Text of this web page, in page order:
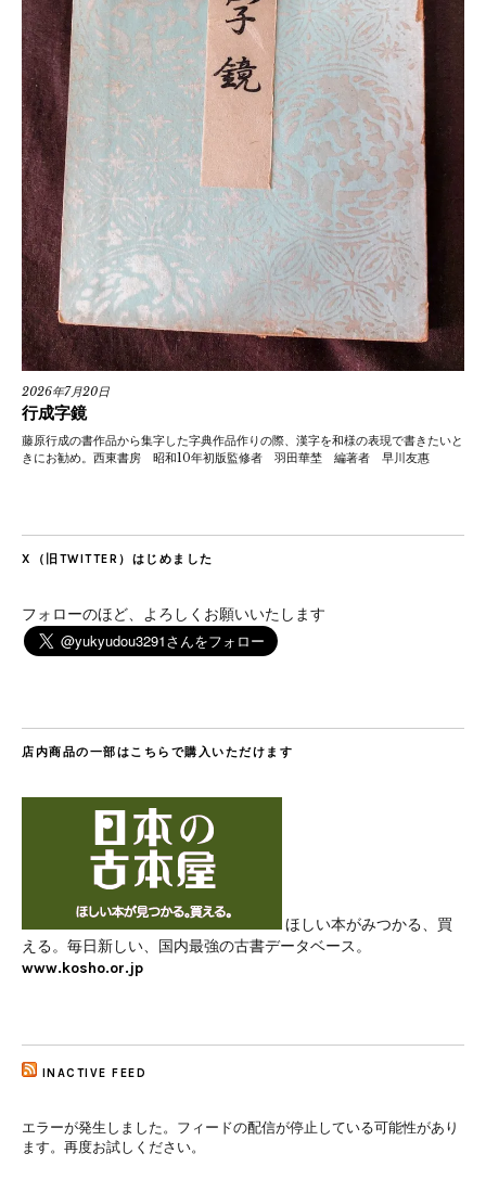
2026年7月20日
行成字鏡
藤原行成の書作品から集字した字典作品作りの際、漢字を和様の表現で書きたいと
きにお勧め。西東書房 昭和10年初版監修者 羽田華埜 編著者 早川友惠
X（旧TWITTER）はじめました
フォローのほど、よろしくお願いいたします
店内商品の一部はこちらで購入いただけます
ほしい本がみつかる、買
える。毎日新しい、国内最強の古書データベース。
www.kosho.or.jp
INACTIVE FEED
エラーが発生しました。フィードの配信が停止している可能性があり
ます。再度お試しください。